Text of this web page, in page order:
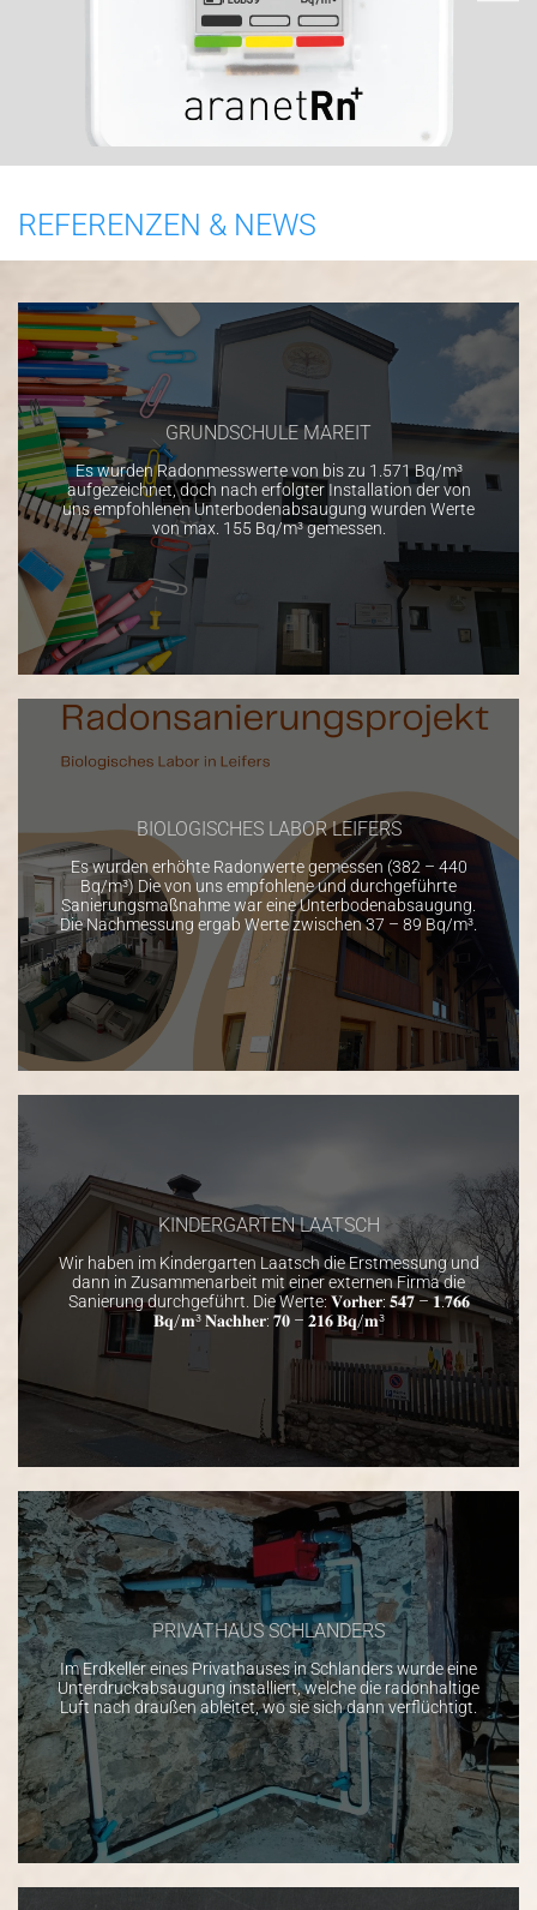
REFERENZEN & NEWS
GRUNDSCHULE MAREIT
Es wurden Radonmesswerte von bis zu 1.571 Bq/m³
aufgezeichnet, doch nach erfolgter Installation der von
uns empfohlenen Unterbodenabsaugung wurden Werte
von max. 155 Bq/m³ gemessen.
BIOLOGISCHES LABOR LEIFERS
Es wurden erhöhte Radonwerte gemessen (382 – 440
Bq/m³) Die von uns empfohlene und durchgeführte
Sanierungsmaßnahme war eine Unterbodenabsaugung.
Die Nachmessung ergab Werte zwischen 37 – 89 Bq/m³.
KINDERGARTEN LAATSCH
Wir haben im Kindergarten Laatsch die Erstmessung und
dann in Zusammenarbeit mit einer externen Firma die
Sanierung durchgeführt. Die Werte: 𝐕𝐨𝐫𝐡𝐞𝐫: 𝟓𝟒𝟕 – 𝟏.𝟕𝟔𝟔
𝐁𝐪/𝐦³ 𝐍𝐚𝐜𝐡𝐡𝐞𝐫: 𝟕𝟎 – 𝟐𝟏𝟔 𝐁𝐪/𝐦³
PRIVATHAUS SCHLANDERS
Im Erdkeller eines Privathauses in Schlanders wurde eine
Unterdruckabsaugung installiert, welche die radonhaltige
Luft nach draußen ableitet, wo sie sich dann verflüchtigt.